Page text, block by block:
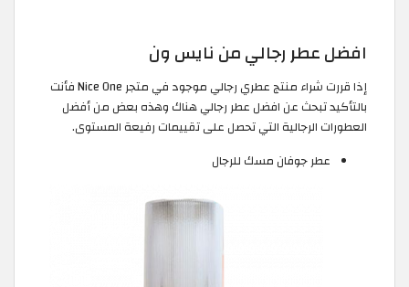
افضل عطر رجالي من نايس ون
إذا قررت شراء منتج عطري رجالي موجود في متجر Nice One فأنت
بالتأكيد تبحث عن افضل عطر رجالي هناك وهذه بعض من أفضل
العطورات الرجالية التي تحصل على تقييمات رفيعة المستوى.
عطر جوفان مسك للرجال